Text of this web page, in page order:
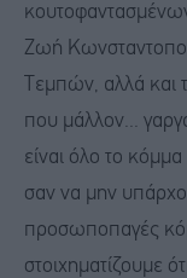
Ζωή
Τεμπών, αλλά και
που μάλλον...
είναι όλο το κόμμα
σαν να μην
προσωποπαγές
στοιχηματίζουμε